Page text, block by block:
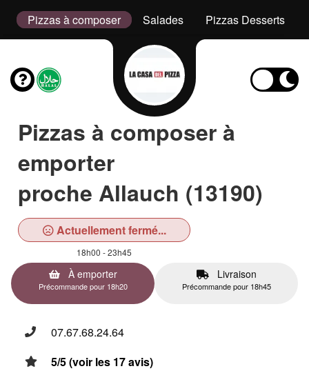
Pizzas à composer Salades Pizzas Desserts
Pizzas à composer à
emporter
proche Allauch (13190)
Actuellement fermé...
18h00 - 23h45
À emporter
Précommande pour 18h20
Livraison
Précommande pour 18h45
07.67.68.24.64
5/5 (voir les 17 avis)